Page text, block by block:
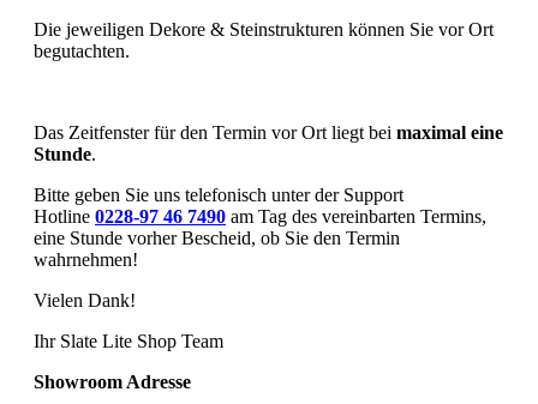
Die jeweiligen Dekore & Steinstrukturen können Sie vor Ort
begutachten.
Das Zeitfenster für den Termin vor Ort liegt bei maximal eine
Stunde.
Bitte geben Sie uns telefonisch unter der Support
Hotline ‪0228-97 46 7490 am Tag des vereinbarten Termins,
eine Stunde vorher Bescheid, ob Sie den Termin
wahrnehmen!
Vielen Dank!
Ihr Slate Lite Shop Team
Showroom Adresse